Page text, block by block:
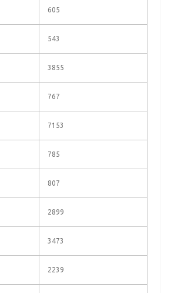
605
543
3855
767
7153
785
807
2899
3473
2239